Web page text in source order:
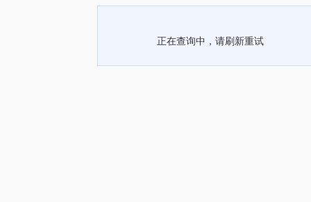
正在查询中，请刷新重试